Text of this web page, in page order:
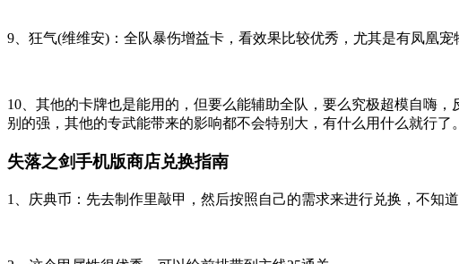
9、 狂气(维维安)：全队暴伤增益卡，看效果比较优秀，尤其是有凤凰
10、 其他的卡牌也是能用的，但要么能辅助全队，要么究极超模自嗨
别的强，其他的专武能带来的影响都不会特别大，有什么用什么就行了。
失落之剑手机版商店兑换指南
1、 庆典币：先去制作里敲甲，然后按照自己的需求来进行兑换，不知